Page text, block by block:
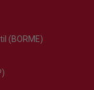
(BORME)